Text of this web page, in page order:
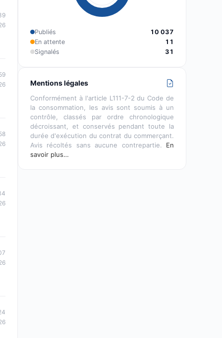
Publiés
10 037
En attente
11
Signalés
31
Mentions légales
Conformément à l'article L111-7-2 du Code de
la consommation, les avis sont soumis à un
contrôle, classés par ordre chronologique
décroissant, et conservés pendant toute la
durée d'exécution du contrat du commerçant.
Avis récoltés sans aucune contrepartie. En
savoir plus…